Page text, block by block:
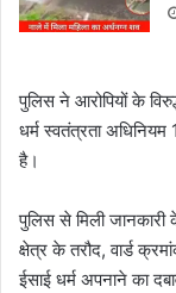
पुलिस ने आरोपियों के
धर्म स्वतंत्रता
है।
पुलिस से मिली
क्षेत्र के तरौद, वार्ड
ईसाई धर्म अपनाने का